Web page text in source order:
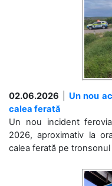
02.06.2026
Un nou
calea ferată
Un nou incident
2026, aproximativ la
calea ferată pe tronsonul